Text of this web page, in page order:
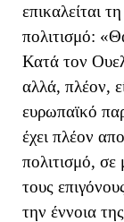
επικαλείται
πολιτισμό:
Κατά τον
αλλά, πλέον,
ευρωπαϊκό
έχει πλέον
πολιτισμό,
τους
την έννοια